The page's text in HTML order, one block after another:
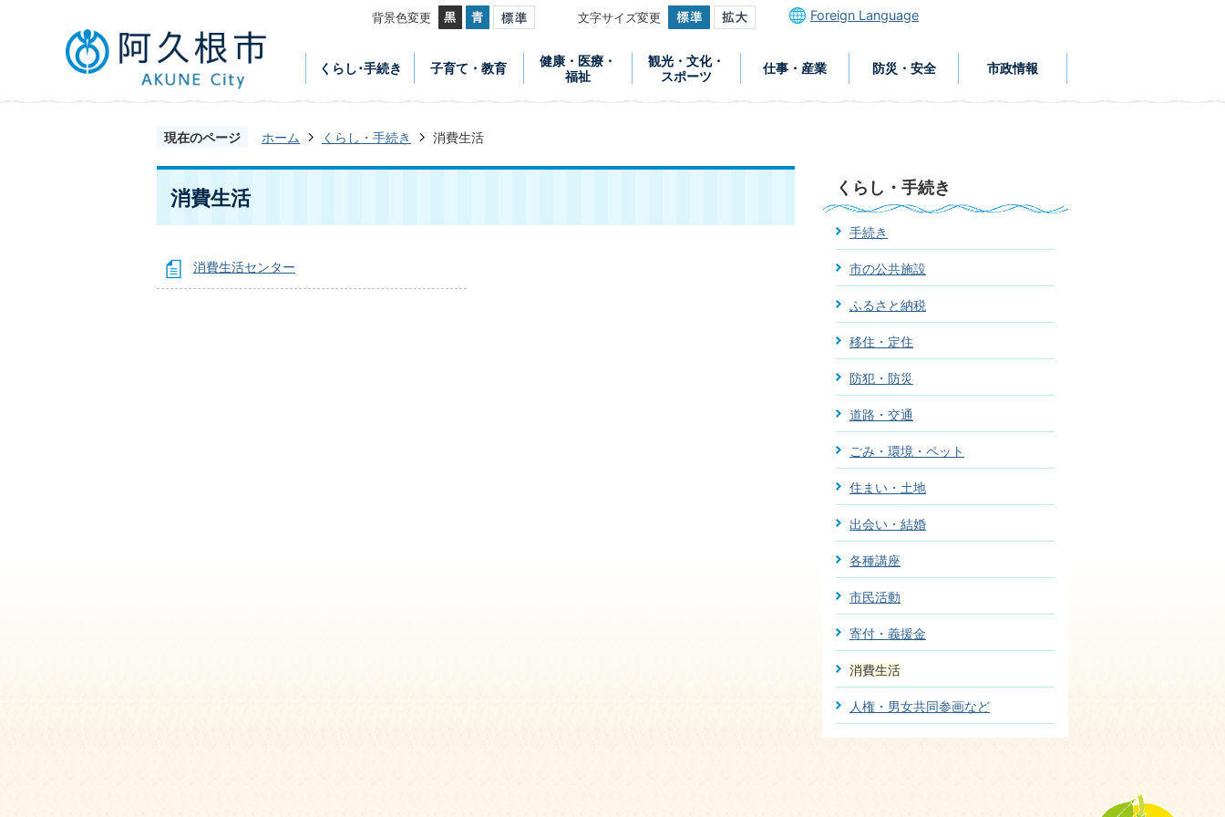
背景色変更 文字サイズ変更 Foreign Language
くらし･手続き 子育て・教育
健康・医療・
福祉
観光・文化・
スポーツ
仕事・産業 防災・安全 市政情報
現在のページ ホーム くらし・手続き 消費生活
消費生活
消費生活センター
くらし・手続き
手続き
市の公共施設
ふるさと納税
移住・定住
防犯・防災
道路・交通
ごみ・環境・ペット
住まい・土地
出会い・結婚
各種講座
市民活動
寄付・義援金
消費生活
人権・男女共同参画など